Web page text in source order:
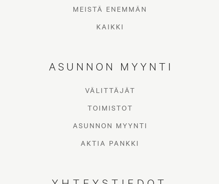
MEISTÄ ENEMMÄN
KAIKKI
ASUNNON MYYNTI
VÄLITTÄJÄT
TOIMISTOT
ASUNNON MYYNTI
AKTIA PANKKI